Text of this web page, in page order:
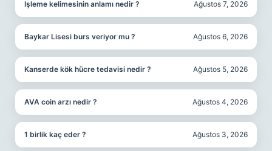
Işleme kelimesinin anlamı nedir ? Ağustos 7, 2026
Baykar Lisesi burs veriyor mu ? Ağustos 6, 2026
Kanserde kök hücre tedavisi nedir ? Ağustos 5, 2026
AVA coin arzı nedir ? Ağustos 4, 2026
1 birlik kaç eder ? Ağustos 3, 2026